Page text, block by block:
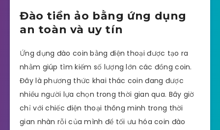
Đào tiền ảo bằng ứng dụng
an toàn và uy tín
Ứng dụng đào coin bằng điện thoại được tạo ra
nhằm giúp tìm kiếm số lượng lớn các đồng coin.
Đây là phương thức khai thác coin đang được
nhiều người lựa chọn trong thời gian qua. Bây giờ
chỉ với chiếc điện thoại thông minh trong thời
gian nhàn rỗi của mình để tối ưu hóa coin đào